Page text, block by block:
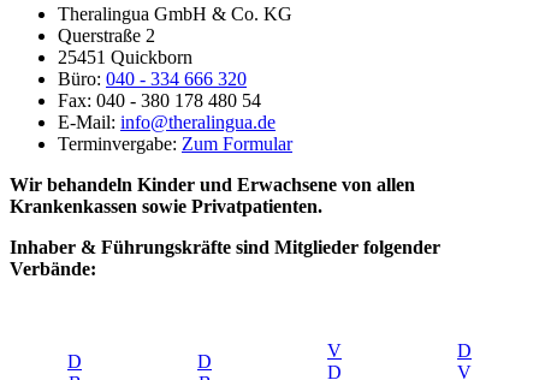
Theralingua GmbH & Co. KG
Querstraße 2
25451 Quickborn
Büro: 040 - 334 666 320
Fax: 040 - 380 178 480 54
E-Mail: info@theralingua.de
Terminvergabe: Zum Formular
Wir behandeln Kinder und Erwachsene von allen
Krankenkassen sowie Privatpatienten.
Inhaber & Führungskräfte sind Mitglieder folgender
Verbände:
D
D
V
D
D
V